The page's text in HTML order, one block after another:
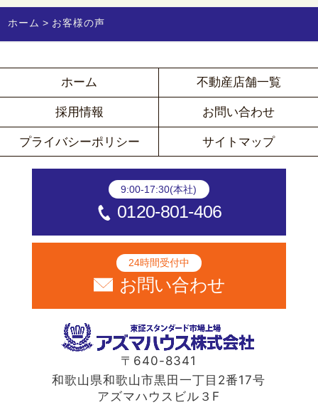
ホーム お客様の声
ホーム 不動産店舗一覧
採用情報 お問い合わせ
プライバシーポリシー サイトマップ
9:00-17:30(本社)
0120-801-406
24時間受付中
お問い合わせ
〒640-8341
和歌山県和歌山市黒田一丁目2番17号
アズマハウスビル３F